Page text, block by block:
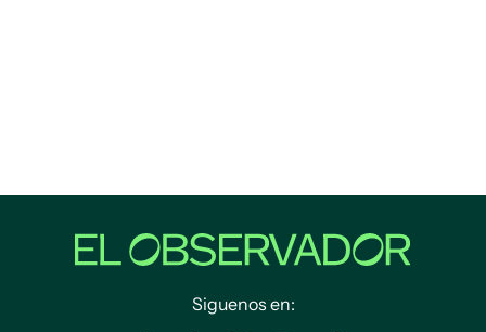
Siguenos en: